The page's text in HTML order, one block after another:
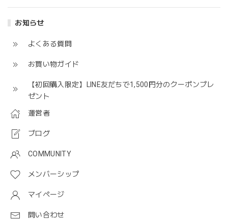
お知らせ
よくある質問
お買い物ガイド
【初回購入限定】LINE友だちで1,500円分のクーポンプレ
ゼント
運営者
ブログ
COMMUNITY
メンバーシップ
マイページ
問い合わせ